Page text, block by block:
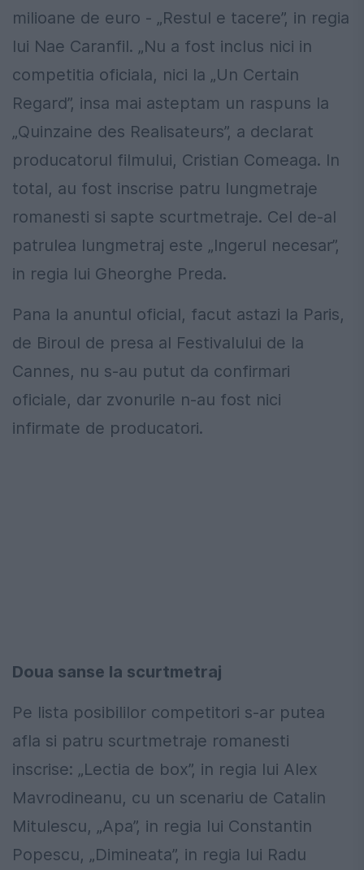
milioane de euro - „Restul e tacere”, in regia
lui Nae Caranfil. „Nu a fost inclus nici in
competitia oficiala, nici la „Un Certain
Regard”, insa mai asteptam un raspuns la
„Quinzaine des Realisateurs”, a declarat
producatorul filmului, Cristian Comeaga. In
total, au fost inscrise patru lungmetraje
romanesti si sapte scurtmetraje. Cel de-al
patrulea lungmetraj este „Ingerul necesar”,
in regia lui Gheorghe Preda.
Pana la anuntul oficial, facut astazi la Paris,
de Biroul de presa al Festivalului de la
Cannes, nu s-au putut da confirmari
oficiale, dar zvonurile n-au fost nici
infirmate de producatori.
Doua sanse la scurtmetraj
Pe lista posibililor competitori s-ar putea
afla si patru scurtmetraje romanesti
inscrise: „Lectia de box”, in regia lui Alex
Mavrodineanu, cu un scenariu de Catalin
Mitulescu, „Apa”, in regia lui Constantin
Popescu, „Dimineata”, in regia lui Radu